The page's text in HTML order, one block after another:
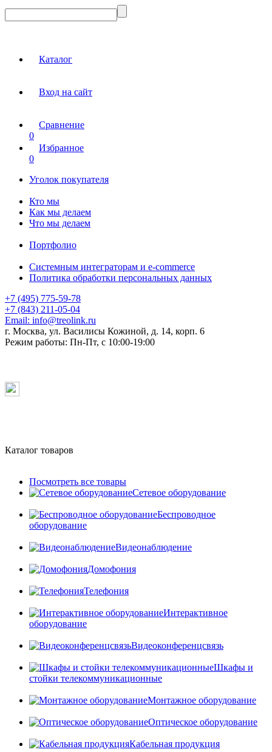
Каталог
Вход на сайт
Сравнение
0
Избранное
0
Уголок покупателя
Кто мы
Как мы делаем
Что мы делаем
Портфолио
Системным интеграторам и e-commerce
Политика обработки персональных данных
+7 (495) 775-59-78
+7 (843) 211-05-04
Email: info@treolink.ru
г. Москва, ул. Василисы Кожиной, д. 14, корп. 6
Режим работы: Пн-Пт, с 10:00-19:00
Каталог товаров
Посмотреть все товары
Сетевое оборудование
Беспроводное
оборудование
Видеонаблюдение
Домофония
Телефония
Интерактивное
оборудование
Видеоконференцсвязь
Шкафы и
стойки телекоммуникационные
Монтажное оборудование
Оптическое оборудование
Кабельная продукция